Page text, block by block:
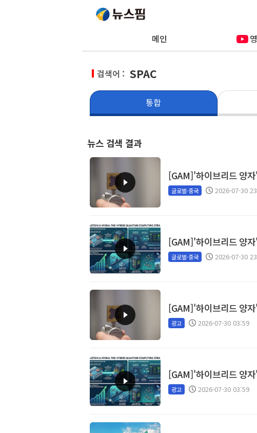
메인
검색어 : SPAC
통합
뉴스 검색 결과
[GAM]'하이브리드 양
글로벌·중국 2026-07-30
[GAM]'하이브리드 양
글로벌·중국 2026-07-30
[GAM]'하이브리드 양
광고 2026-07-30 03:59
[GAM]'하이브리드 양
광고 2026-07-30 03:59